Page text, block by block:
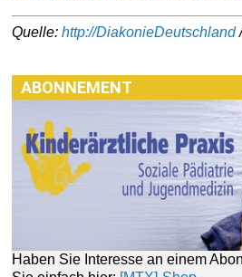
Quelle:http://DiakonieDeutschland
ABONNEMENT
Haben Sie Interesse an einem